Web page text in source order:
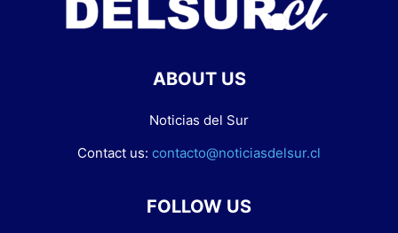
ABOUT US
Noticias del Sur
Contact us: contacto@noticiasdelsur.cl
FOLLOW US